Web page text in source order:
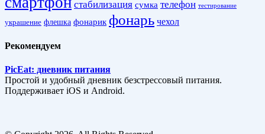
стабилизация сумка телефон тестирование
украшение флешка фонарик фонарь чехол
Рекомендуем
PicEat: дневник питания
Простой и удобный дневник безстрессовый питания.
Поддерживает iOS и Android.